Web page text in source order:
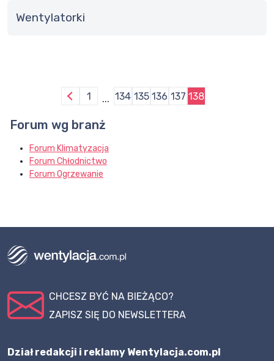
wentylatorki
1 ... 134 135 136 137 138
Forum wg branż
Forum Klimatyzacja
Forum Chłodnictwo
Forum Ogrzewanie
CHCESZ BYĆ NA BIEŻĄCO?
ZAPISZ SIĘ DO NEWSLETTERA
Dział redakcji i reklamy Wentylacja.com.pl